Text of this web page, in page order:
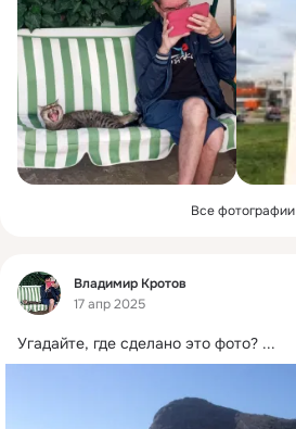
Все фотографии
Фид
Владимир Кротов
17 апр 2025
Угадайте, где сделано это фото? ...